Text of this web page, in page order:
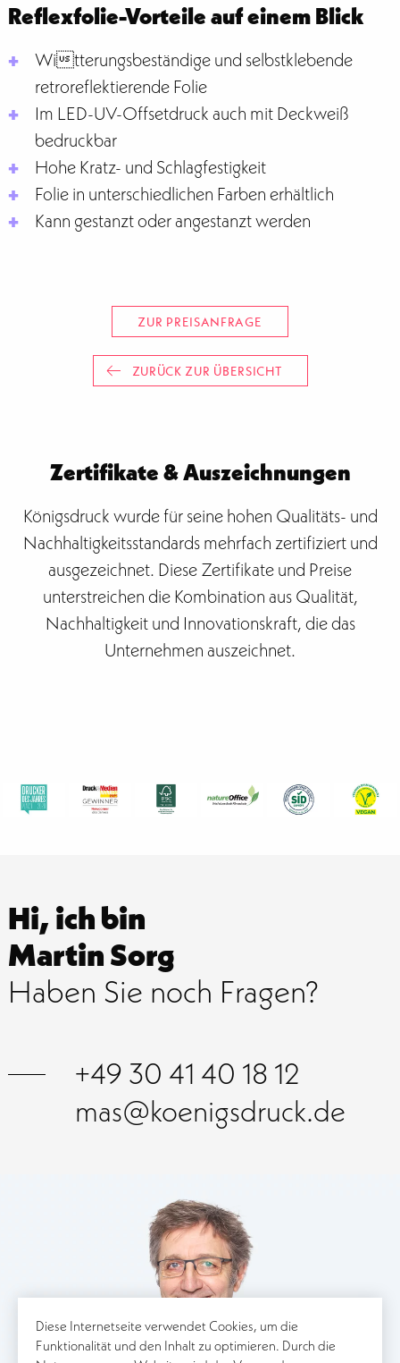
Diese Internetseite verwendet Cookies, um die
Funktionalität und den Inhalt zu optimieren. Durch die
Reflexfolie-Vorteile auf einem Blick
Witterungsbeständige und selbstklebende
retroreflektierende Folie
Im LED-UV-Offsetdruck auch mit Deckweiß
bedruckbar
Hohe Kratz- und Schlagfestigkeit
Folie in unterschiedlichen Farben erhältlich
Kann gestanzt oder angestanzt werden
ZUR PREISANFRAGE
ZURÜCK ZUR ÜBERSICHT
Zertifikate & Auszeichnungen
Königsdruck wurde für seine hohen Qualitäts- und
Nachhaltigkeitsstandards mehrfach zertifiziert und
ausgezeichnet. Diese Zertifikate und Preise
unterstreichen die Kombination aus Qualität,
Nachhaltigkeit und Innovationskraft, die das
Unternehmen auszeichnet.
Hi, ich bin
Martin Sorg
Haben Sie noch Fragen?
+49 30 41 40 18 12
mas@koenigsdruck.de